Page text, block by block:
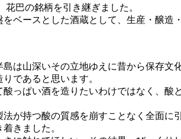
巴の銘柄を引き継ぎました。
ベースとした酒蔵として、生産・醸
は山深いその立地ゆえに昔から保存
であると思います。
っぱい酒を造りたいわけではなく、
が持つ酸の質感を崩すことなく全面
きました。